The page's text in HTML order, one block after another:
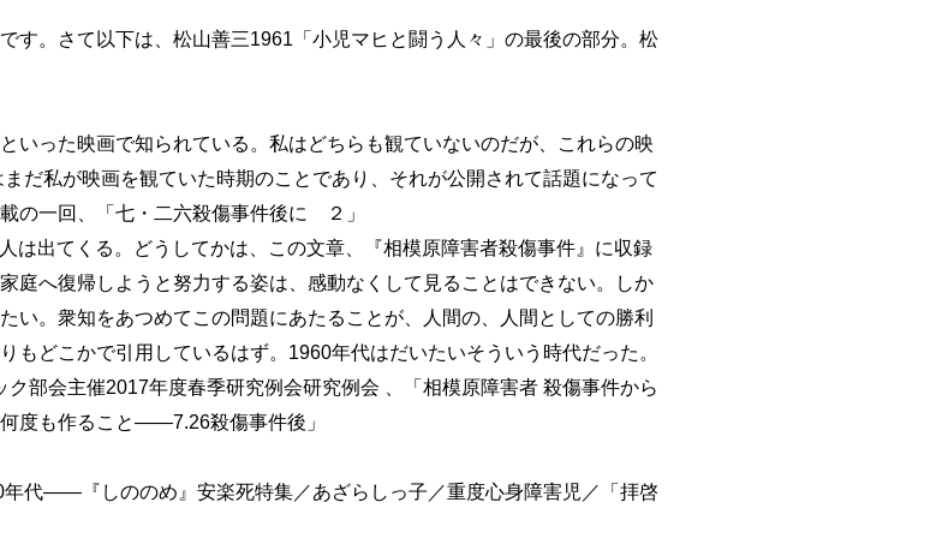
す。さて以下は、松山善三1961「小児マヒと闘う人々」の最後の部分。松
いった映画で知られている。私はどちらも観ていないのだが、これらの映
だ私が映画を観ていた時期のことであり、それが公開されて話題になって
の一回、「七・二六殺傷事件後に ２」
は出てくる。どうしてかは、この文章、『相模原障害者殺傷事件』に収録
庭へ復帰しようと努力する姿は、感動なくして見ることはできない。しか
い。衆知をあつめてこの問題にあたることが、人間の、人間としての勝利
もどこかで引用しているはず。1960年代はだいたいそういう時代だった。
部会主催2017年度春季研究例会研究例会 、「相模原障害者 殺傷事件から
度も作ること――7.26殺傷事件後」
代――『しののめ』安楽死特集／あざらしっ子／重度心身障害児／「拝啓